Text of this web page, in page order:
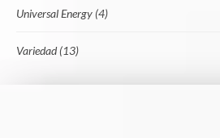
Universal Energy (4)
Variedad(13)